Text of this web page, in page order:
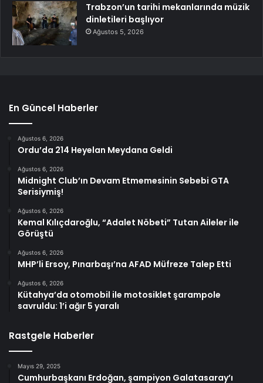
Trabzon’un tarihi mekanlarında müzik
dinletileri başlıyor
Ağustos 5, 2026
En Güncel Haberler
Ağustos 6, 2026
Ordu’da 214 Heyelan Meydana Geldi
Ağustos 6, 2026
Midnight Club’ın Devam Etmemesinin Sebebi GTA
Serisiymiş!
Ağustos 6, 2026
Kemal Kılıçdaroğlu, “Adalet Nöbeti” Tutan Aileler ile
Görüştü
Ağustos 6, 2026
MHP’li Ersoy, Pınarbaşı’na AFAD Müfreze Talep Etti
Ağustos 6, 2026
Kütahya’da otomobil ile motosiklet şarampole
savruldu: 1’i ağır 5 yaralı
Rastgele Haberler
Mayıs 29, 2025
Cumhurbaşkanı Erdoğan, şampiyon Galatasaray’ı